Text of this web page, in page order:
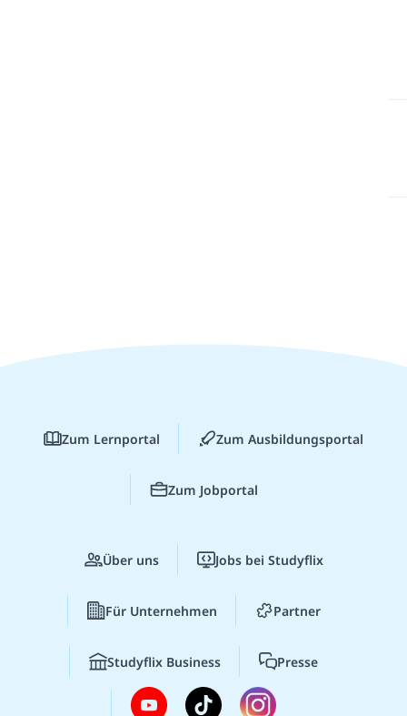
Zum Lernportal Zum Ausbildungsportal
Zum Jobportal
Über uns Jobs bei Studyflix
Für Unternehmen Partner
Studyflix Business Presse